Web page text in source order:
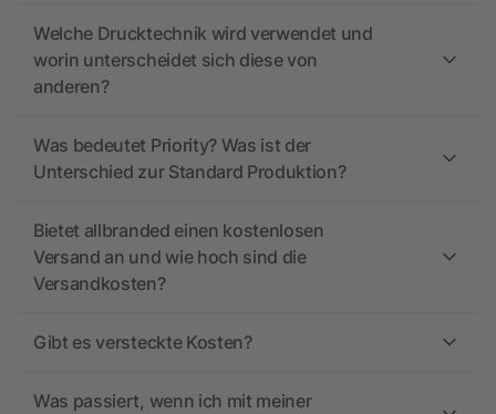
Welche Drucktechnik wird verwendet und
worin unterscheidet sich diese von
anderen?
Was bedeutet Priority? Was ist der
Unterschied zur Standard Produktion?
Bietet allbranded einen kostenlosen
Versand an und wie hoch sind die
Versandkosten?
Gibt es versteckte Kosten?
Was passiert, wenn ich mit meiner